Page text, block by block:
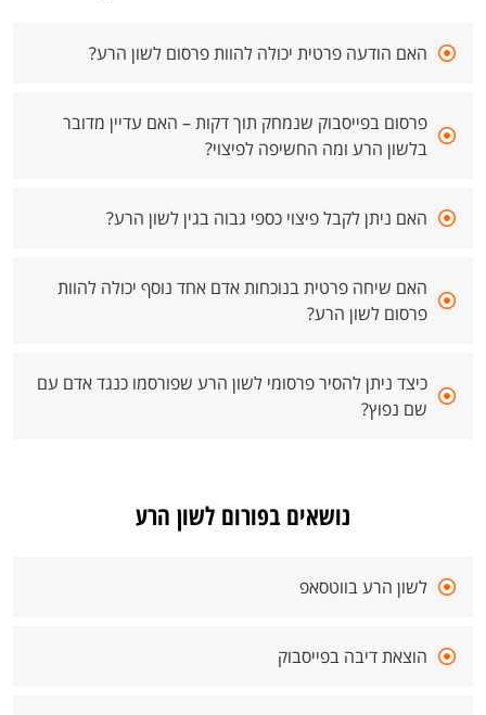
האם הודעה פרטית יכולה להוות פרסום לשון הרע?
פרסום בפייסבוק שנמחק תוך דקות – האם עדיין מדובר
בלשון הרע ומה החשיפה לפיצוי?
האם ניתן לקבל פיצוי כספי גבוה בגין לשון הרע?
האם שיחה פרטית בנוכחות אדם אחד נוסף יכולה להוות
פרסום לשון הרע?
כיצד ניתן להסיר פרסומי לשון הרע שפורסמו כנגד אדם עם
שם נפוץ?
נושאים בפורום לשון הרע
לשון הרע בווטסאפ
הוצאת דיבה בפייסבוק